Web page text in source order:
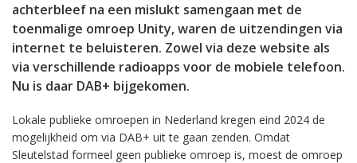
achterbleef na een mislukt samengaan met de
toenmalige omroep Unity, waren de uitzendingen via
internet te beluisteren. Zowel via deze website als
via verschillende radioapps voor de mobiele telefoon.
Nu is daar DAB+ bijgekomen.
Lokale publieke omroepen in Nederland kregen eind 2024 de
mogelijkheid om via DAB+ uit te gaan zenden. Omdat
Sleutelstad formeel geen publieke omroep is, moest de omroep